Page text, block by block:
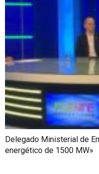
Delegado Ministerial de
energético de 1500 MW»